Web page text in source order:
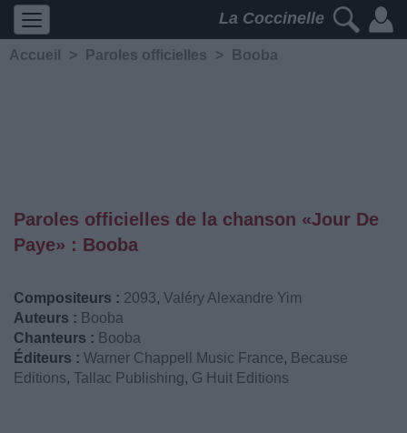
La Coccinelle
Accueil > Paroles officielles > Booba
Paroles officielles de la chanson «Jour De
Paye» : Booba
Compositeurs : 2093, Valéry Alexandre Yim
Auteurs : Booba
Chanteurs : Booba
Éditeurs : Warner Chappell Music France, Because
Editions, Tallac Publishing, G Huit Editions